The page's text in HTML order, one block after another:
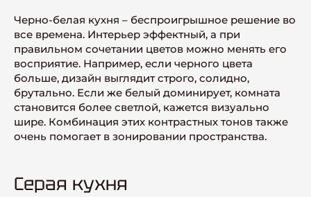
Черно-белая кухня – беспроигрышное решение во
все времена. Интерьер эффектный, а при
правильном сочетании цветов можно менять его
восприятие. Например, если черного цвета
больше, дизайн выглядит строго, солидно,
брутально. Если же белый доминирует, комната
становится более светлой, кажется визуально
шире. Комбинация этих контрастных тонов также
очень помогает в зонировании пространства.
Серая кухня